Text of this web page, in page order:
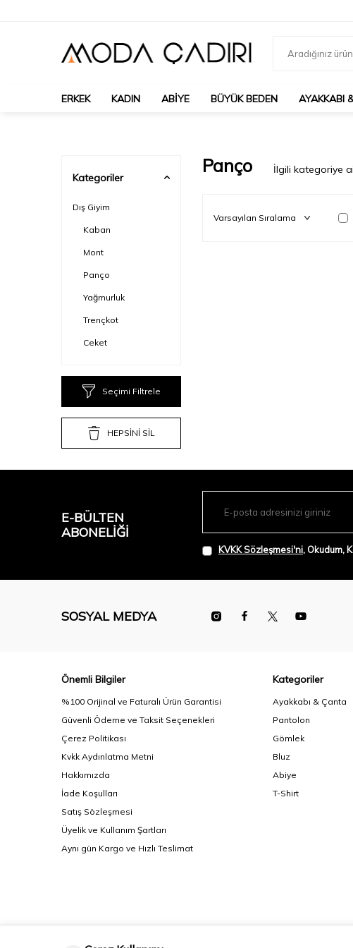
ERKEK KADIN ABIYE BÜYÜK BEDEN AYAKKABI
Kategoriler
Dış Giyim
Kaban
Mont
Panço
Yağmurluk
Trençkot
Ceket
Seçimi Filtrele
HEPSİNİ SİL
Panço İlgili kategoriye
E-BÜLTEN
ABONELIĞI
KVKK Sözleşmesi'ni, Okudum,
SOSYAL MEDYA
Önemli Bilgiler
%100 Orijinal ve Faturalı Ürün Garantisi
Güvenli Ödeme ve Taksit Seçenekleri
Çerez Politikası
Kvkk Aydınlatma Metni
Hakkımızda
İade Koşulları
Satış Sözleşmesi
Üyelik ve Kullanım Şartları
Aynı gün Kargo ve Hızlı Teslimat
Kategoriler
Ayakkabı & Çanta
Pantolon
Gömlek
Bluz
Abiye
T-Shirt